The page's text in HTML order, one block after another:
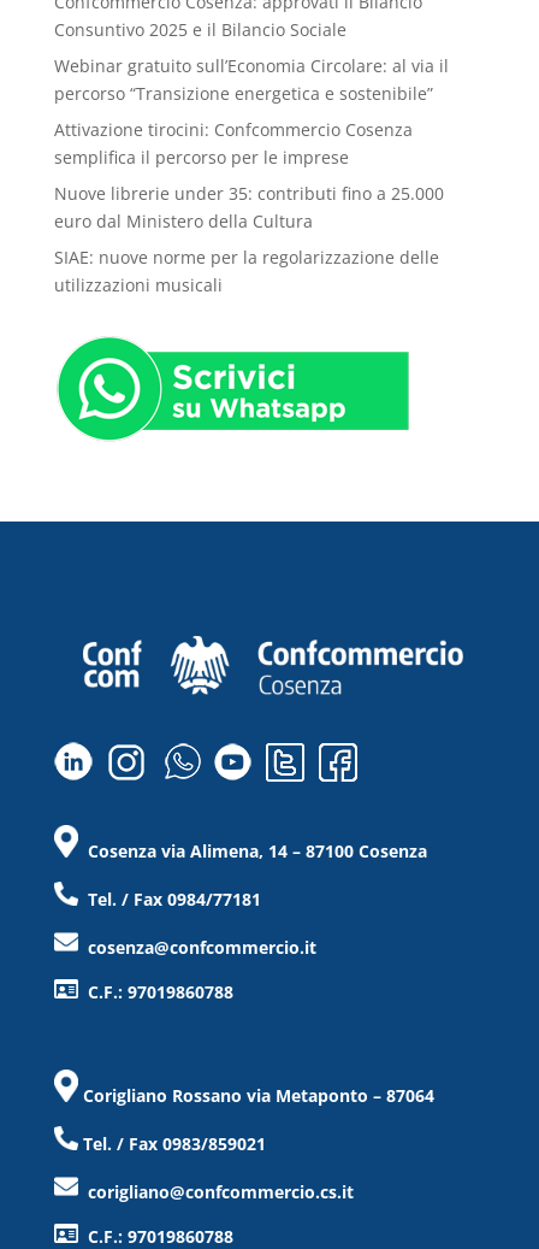
Consuntivo 2025 e il Bilancio Sociale
Webinar gratuito sull’Economia Circolare: al via il
percorso “Transizione energetica e sostenibile”
Attivazione tirocini: Confcommercio Cosenza
semplifica il percorso per le imprese
Nuove librerie under 35: contributi fino a 25.000
euro dal Ministero della Cultura
SIAE: nuove norme per la regolarizzazione delle
utilizzazioni musicali
Cosenza via Alimena, 14 – 87100 Cosenza
Tel. / Fax 0984/77181
cosenza@confcommercio.it
C.F.: 97019860788
Corigliano Rossano via Metaponto – 87064
Tel. / Fax 0983/859021
corigliano@confcommercio.cs.it
C.F.: 97019860788